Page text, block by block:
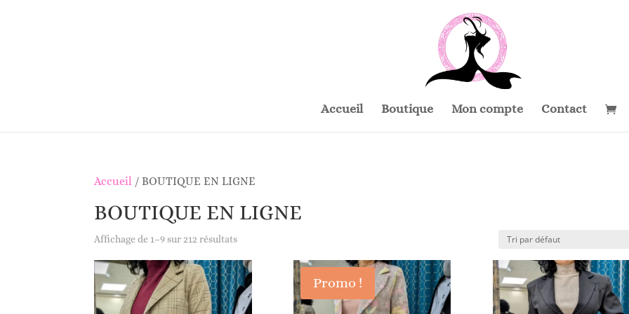
Accueil Boutique Mon compte Contact
Accueil / BOUTIQUE EN LIGNE
BOUTIQUE EN LIGNE
Affichage de 1–9 sur 212 résultats
Promo !